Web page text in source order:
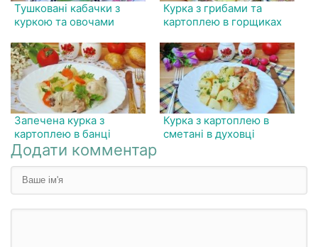
Тушковані кабачки з
куркою та овочами
Курка з грибами та
картоплею в горщиках
Запечена курка з
картоплею в банці
Курка з картоплею в
сметані в духовці
Додати комментар